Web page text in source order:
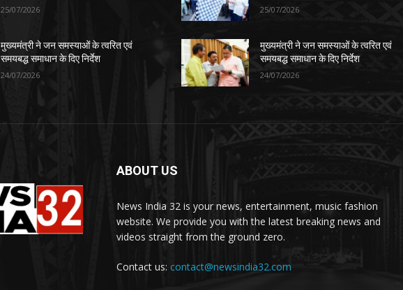
25/07/2026
मुख्यमंत्री ने जन समस्याओं के त्वरित एवं
समयबद्ध समाधान के दिए निर्देश
24/07/2026
25/07/2026
मुख्यमंत्री ने जन समस्याओं के त्वरित एवं
समयबद्ध समाधान के दिए निर्देश
24/07/2026
ABOUT US
News India 32 is your news, entertainment, music fashion
website. We provide you with the latest breaking news and
videos straight from the ground zero.
Contact us: contact@newsindia32.com